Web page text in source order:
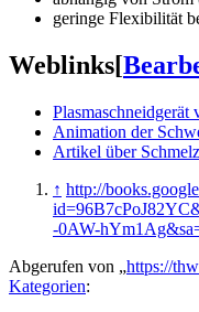
geringe Flexibilität
Weblinks[
Animation der
Artikel über
↑ http://
-0AW-
Abgerufen von „https://
Kategorien: